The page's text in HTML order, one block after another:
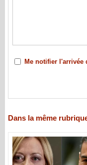
Me notifier l'arrivée
Dans la même